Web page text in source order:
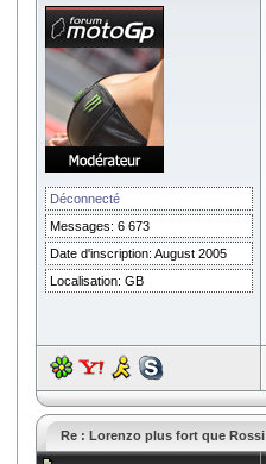
Déconnecté
Messages: 6 673
Date d'inscription: August 2005
Localisation: GB
Re : Lorenzo plus fort que Rossi